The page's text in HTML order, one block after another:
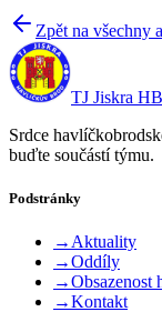
Zpět na všechny
TJ Jiskra HB
Srdce
buďte součástí týmu.
Podstránky
→ Aktuality
→Oddíly
→Obsazenost
→Kontakt